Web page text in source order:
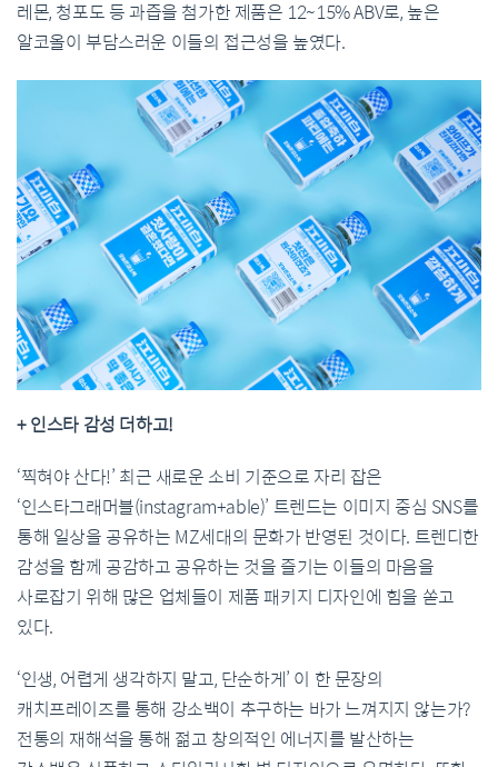
레몬, 청포도 등 과즙을 첨가한 제품은 12~15% ABV로, 높은
알코올이 부담스러운 이들의 접근성을 높였다.
+ 인스타 감성 더하고!
‘찍혀야 산다!’ 최근 새로운 소비 기준으로 자리 잡은
‘인스타그래머블(instagram+able)’ 트렌드는 이미지 중심 SNS를
통해 일상을 공유하는 MZ세대의 문화가 반영된 것이다. 트렌디한
감성을 함께 공감하고 공유하는 것을 즐기는 이들의 마음을
사로잡기 위해 많은 업체들이 제품 패키지 디자인에 힘을 쏟고
있다.
‘인생, 어렵게 생각하지 말고, 단순하게’ 이 한 문장의
캐치프레이즈를 통해 강소백이 추구하는 바가 느껴지지 않는가?
전통의 재해석을 통해 젊고 창의적인 에너지를 발산하는